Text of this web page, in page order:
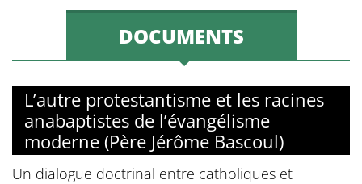
DOCUMENTS
L’autre protestantisme et les racines
anabaptistes de l’évangélisme
moderne (Père Jérôme Bascoul)
Un dialogue doctrinal entre catholiques et